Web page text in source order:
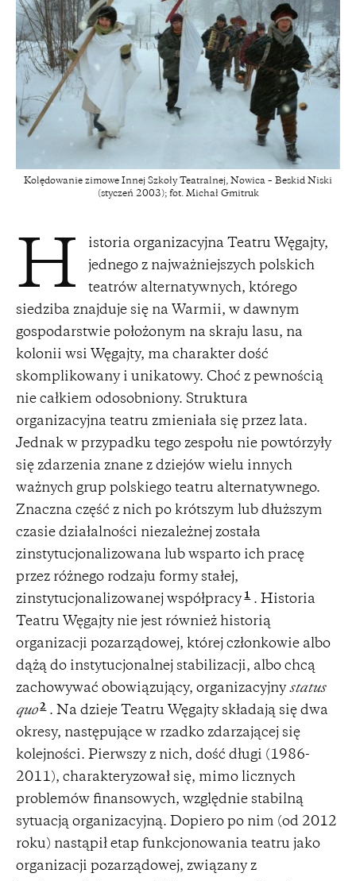
Kolędowanie zimowe Innej Szkoły Teatralnej, Nowica – Beskid Niski
(styczeń 2003); fot. Michał Gmitruk
H
istoria organizacyjna Teatru Węgajty,
jednego z najważniejszych polskich
teatrów alternatywnych, którego
siedziba znajduje się na Warmii, w dawnym
gospodarstwie położonym na skraju lasu, na
kolonii wsi Węgajty, ma charakter dość
skomplikowany i unikatowy. Choć z pewnością
nie całkiem odosobniony. Struktura
organizacyjna teatru zmieniała się przez lata.
Jednak w przypadku tego zespołu nie powtórzyły
się zdarzenia znane z dziejów wielu innych
ważnych grup polskiego teatru alternatywnego.
Znaczna część z nich po krótszym lub dłuższym
czasie działalności niezależnej została
zinstytucjonalizowana lub wsparto ich pracę
przez różnego rodzaju formy stałej,
zinstytucjonalizowanej współpracy 1 . Historia
Teatru Węgajty nie jest również historią
organizacji pozarządowej, której członkowie albo
dążą do instytucjonalnej stabilizacji, albo chcą
zachowywać obowiązujący, organizacyjnystatus
quo 2 . Na dzieje Teatru Węgajty składają się dwa
okresy, następujące w rzadko zdarzającej się
kolejności. Pierwszy z nich, dość długi (1986-
2011), charakteryzował się, mimo licznych
problemów finansowych, względnie stabilną
sytuacją organizacyjną. Dopiero po nim (od 2012
roku) nastąpił etap funkcjonowania teatru jako
organizacji pozarządowej, związany z